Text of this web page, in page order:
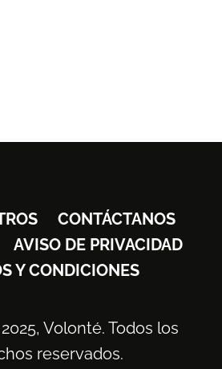
CONTÁCTANOS
AVISO DE PRIVACIDAD
Y CONDICIONES
Volonté. Todos los
reservados.